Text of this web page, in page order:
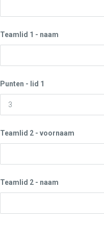
Teamlid 1 - naam
Punten - lid 1
Teamlid 2 - voornaam
Teamlid 2 - naam